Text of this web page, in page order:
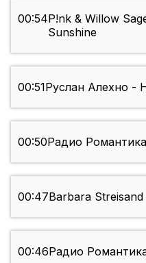
00:54P!nk & Willow
Sunshine
00:51Руслан Алехно -
00:50Радио Романтика
00:47Barbara
00:46Радио